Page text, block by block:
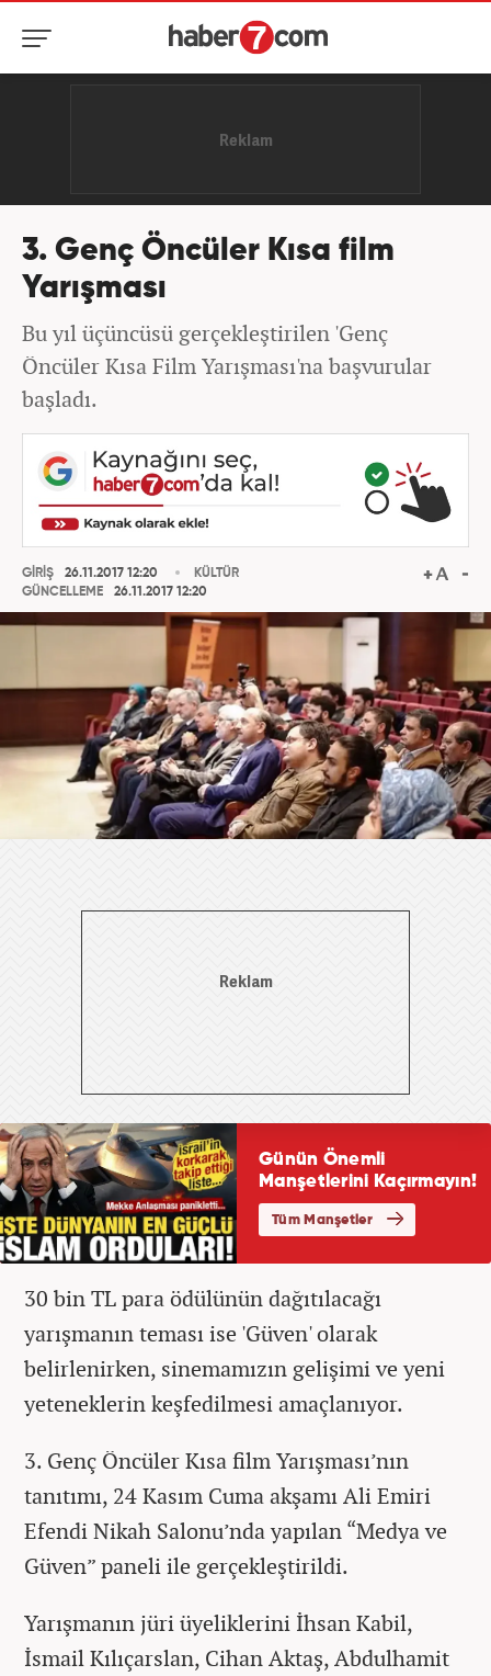
3. Genç Öncüler Kısa film
Yarışması
Bu yıl üçüncüsü gerçekleştirilen 'Genç
Öncüler Kısa Film Yarışması'na başvurular
başladı.
GİRİŞ
26.11.2017 12:20
GÜNCELLEME
26.11.2017 12:20
KÜLTÜR
30 bin TL para ödülünün dağıtılacağı
yarışmanın teması ise 'Güven' olarak
belirlenirken, sinemamızın gelişimi ve yeni
yeteneklerin keşfedilmesi amaçlanıyor.
3. Genç Öncüler Kısa film Yarışması’nın
tanıtımı, 24 Kasım Cuma akşamı Ali Emiri
Efendi Nikah Salonu’nda yapılan “Medya ve
Güven” paneli ile gerçekleştirildi.
Yarışmanın jüri üyeliklerini İhsan Kabil,
İsmail Kılıçarslan, Cihan Aktaş, Abdulhamit